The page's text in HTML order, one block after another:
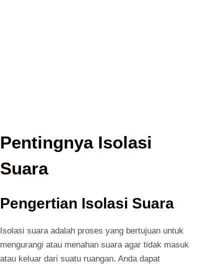
Pentingnya Isolasi
Suara
Pengertian Isolasi Suara
Isolasi suara adalah proses yang bertujuan untuk
mengurangi atau menahan suara agar tidak masuk
atau keluar dari suatu ruangan. Anda dapat